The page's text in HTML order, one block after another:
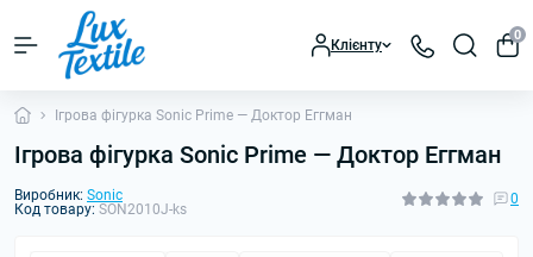
Клієнту
0
Ігрова фігурка Sonic Prime — Доктор Еггман
Ігрова фігурка Sonic Prime — Доктор Еггман
Виробник: Sonic
Код товару: SON2010J-ks
0